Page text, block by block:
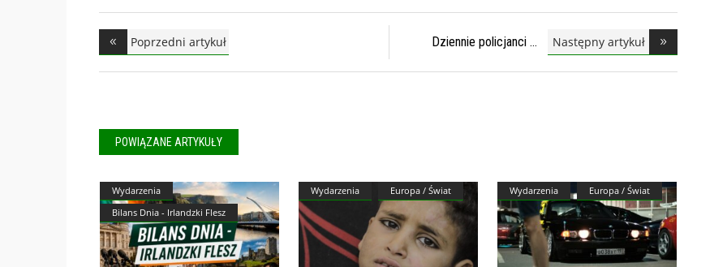
Poprzedni artykuł Dziennie policjanci Następny artykuł
POWIĄZANE ARTYKUŁY
Wydarzenia
Bilans Dnia - Irlandzki Flesz
Wydarzenia Europa / Świat Wydarzenia Europa / Świat